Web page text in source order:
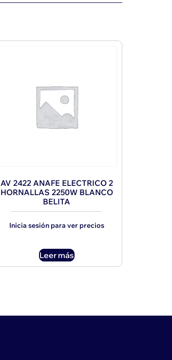
AV 2422 ANAFE ELECTRICO 2
HORNALLAS 2250W BLANCO
BELITA
Inicia sesión para ver precios
Leer más